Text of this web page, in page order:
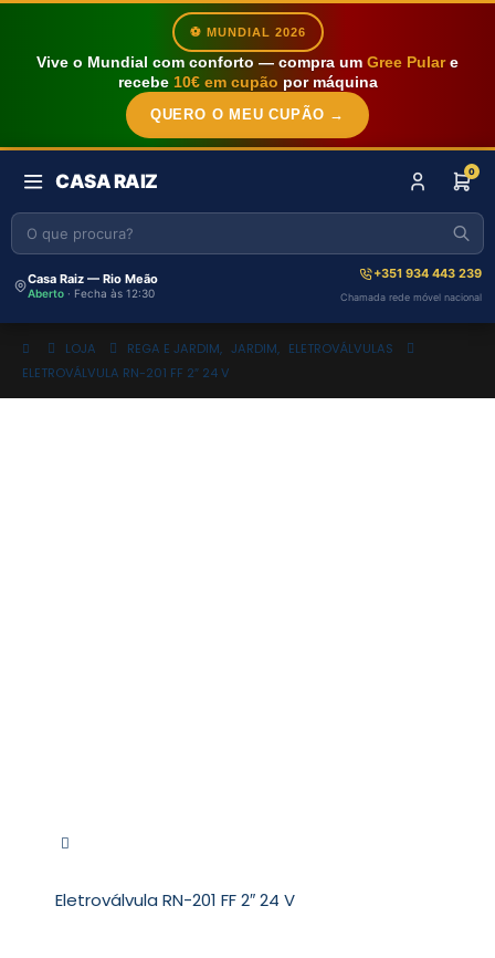
⚽ MUNDIAL 2026
Vive o Mundial com conforto — compra um Gree Pulare
recebe 10€ em cupão por máquina
QUERO O MEU CUPÃO →
CASA RAIZ 0
Casa Raiz — Rio Meão
Aberto · Fecha às 12:30
+351 934 443 239
Chamada rede móvel nacional
LOJA REGA E JARDIM, JARDIM, ELETROVÁLVULAS
ELETROVÁLVULA RN-201 FF 2″ 24 V
Eletroválvula RN-201 FF 2″ 24 V